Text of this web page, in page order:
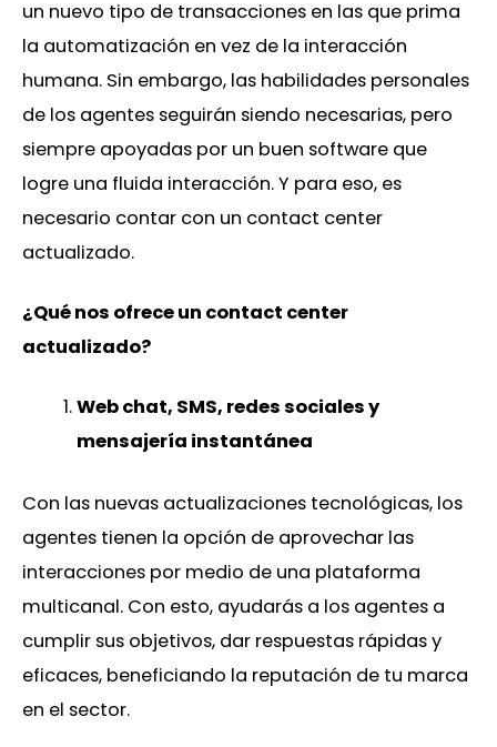
un nuevo tipo de transacciones en las que prima
la automatización en vez de la interacción
humana. Sin embargo, las habilidades personales
de los agentes seguirán siendo necesarias, pero
siempre apoyadas por un buen software que
logre una fluida interacción. Y para eso, es
necesario contar con un contact center
actualizado.
¿Qué nos ofrece un contact center
actualizado?
Web chat, SMS, redes sociales y
mensajería instantánea
Con las nuevas actualizaciones tecnológicas, los
agentes tienen la opción de aprovechar las
interacciones por medio de una plataforma
multicanal. Con esto, ayudarás a los agentes a
cumplir sus objetivos, dar respuestas rápidas y
eficaces, beneficiando la reputación de tu marca
en el sector.